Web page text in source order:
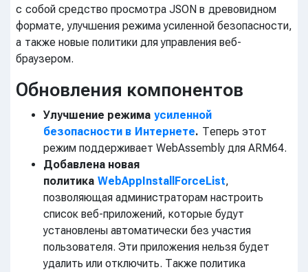
с собой средство просмотра JSON в древовидном
формате, улучшения режима усиленной безопасности,
а также новые политики для управления веб-
браузером.
Обновления компонентов
Улучшение режима усиленной
безопасности в Интернете. Теперь этот
режим поддерживает WebAssembly для ARM64.
Добавлена новая
политика WebAppInstallForceList,
позволяющая администраторам настроить
список веб-приложений, которые будут
установлены автоматически без участия
пользователя. Эти приложения нельзя будет
удалить или отключить. Также политика